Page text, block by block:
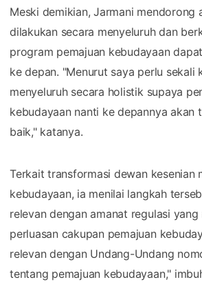
Meski demikian, Jarmani mendorong
dilakukan secara menyeluruh dan
program pemajuan kebudayaan
ke depan. "Menurut saya perlu sekali
menyeluruh secara holistik supaya
kebudayaan nanti ke depannya akan
baik," katanya.
Terkait transformasi dewan kesenian
kebudayaan, ia menilai langkah
relevan dengan amanat regulasi
perluasan cakupan pemajuan
relevan dengan Undang-Undang
tentang pemajuan kebudayaan,"